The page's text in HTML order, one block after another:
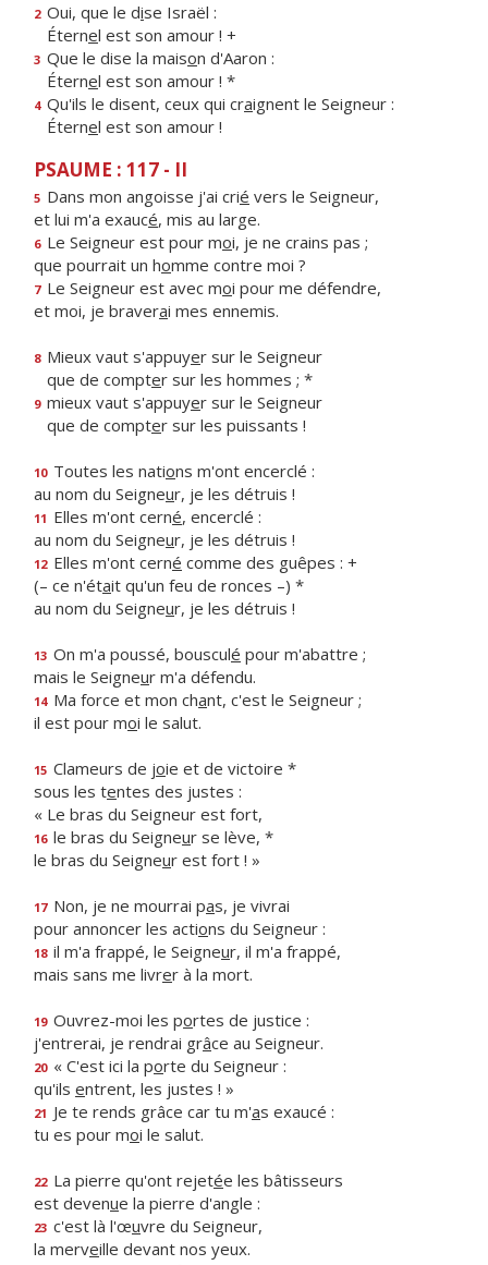
2 Oui, que le dise Israël :
Éternel est son amour ! +
3 Que le dise la maison d'Aaron :
Éternel est son amour ! *
4 Qu'ils le disent, ceux qui craignent le Seigneur :
Éternel est son amour !
PSAUME : 117 - II
5 Dans mon angoisse j'ai crié vers le Seigneur,
et lui m'a exaucé, mis au large.
6 Le Seigneur est pour moi, je ne crains pas ;
que pourrait un homme contre moi ?
7 Le Seigneur est avec moi pour me défendre,
et moi, je braverai mes ennemis.
8 Mieux vaut s'appuyer sur le Seigneur
que de compter sur les hommes ; *
9 mieux vaut s'appuyer sur le Seigneur
que de compter sur les puissants !
10 Toutes les nations m'ont encerclé :
au nom du Seigneur, je les détruis !
11 Elles m'ont cerné, encerclé :
au nom du Seigneur, je les détruis !
12 Elles m'ont cerné comme des guêpes : +
(– ce n'était qu'un feu de ronces –) *
au nom du Seigneur, je les détruis !
13 On m'a poussé, bousculé pour m'abattre ;
mais le Seigneur m'a défendu.
14 Ma force et mon chant, c'est le Seigneur ;
il est pour moi le salut.
15 Clameurs de joie et de victoire *
sous les tentes des justes :
« Le bras du Seigneur est fort,
16 le bras du Seigneur se lève, *
le bras du Seigneur est fort ! »
17 Non, je ne mourrai pas, je vivrai
pour annoncer les actions du Seigneur :
18 il m'a frappé, le Seigneur, il m'a frappé,
mais sans me livrer à la mort.
19 Ouvrez-moi les portes de justice :
j'entrerai, je rendrai grâce au Seigneur.
20 « C'est ici la porte du Seigneur :
qu'ils entrent, les justes ! »
21 Je te rends grâce car tu m'as exaucé :
tu es pour moi le salut.
22 La pierre qu'ont rejetée les bâtisseurs
est devenue la pierre d'angle :
23 c'est là l'œuvre du Seigneur,
la merveille devant nos yeux.